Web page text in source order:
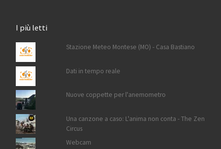
I più letti
Stazione Meteo Montese (MO) - Casa Bastiano
Dati in tempo reale
Nuove coppette per l'anemometro
Una canzone a caso: L'anima non conta - The Zen
Circus
Webcam